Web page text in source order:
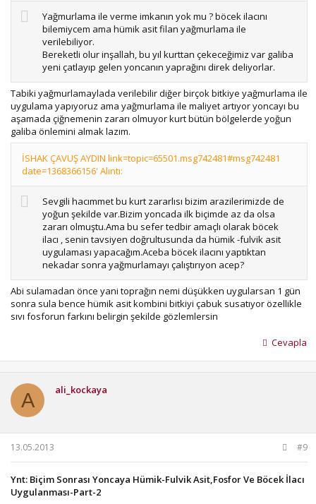
Yağmurlama ile verme imkanın yok mu ? böcek ilacını
bilemiycem ama hümik asit filan yağmurlama ile
verilebiliyor.
Bereketli olur inşallah, bu yıl kurttan çekeceğimiz var galiba
yeni çatlayıp gelen yoncanın yaprağını direk deliyorlar.
Tabiki yağmurlamaylada verilebilir diğer birçok bitkiye yağmurlama ile
uygulama yapıyoruz ama yağmurlama ile maliyet artıyor yoncayı bu
aşamada çiğnemenin zararı olmuyor kurt bütün bölgelerde yoğun
galiba önlemini almak lazım.
İSHAK ÇAVUŞ AYDIN link=topic=65501.msg742481#msg742481
date=1368366156' Alıntı:
Sevgili hacımmet bu kurt zararlısı bizim arazilerimizde de
yoğun şekilde var.Bizim yoncada ilk biçimde az da olsa
zararı olmuştu.Ama bu sefer tedbir amaçlı olarak böcek
ilacı , senin tavsiyen doğrultusunda da hümik -fulvik asit
uygulaması yapacağım.Aceba böcek ilacını yaptıktan
nekadar sonra yağmurlamayı çalıştırıyon acep?
Abi sulamadan önce yani toprağın nemi düşükken uygularsan 1 gün
sonra sula bence hümik asit kombini bitkiyi çabuk susatıyor özellikle
sıvı fosforun farkını belirgin şekilde gözlemlersin
Cevapla
A ali_kockaya
13.05.2013 #9
Ynt: Biçim Sonrası Yoncaya Hümik-Fulvik Asit,Fosfor Ve Böcek İlacı
Uygulanması-Part-2